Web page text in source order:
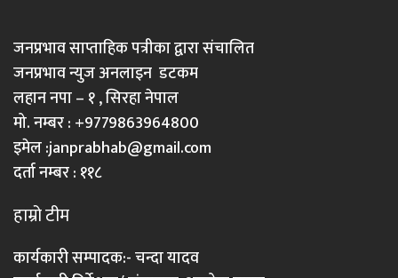
जनप्रभाव साप्ताहिक पत्रीका द्वारा संचालित
जनप्रभाव न्युज अनलाइन डटकम
लहान नपा – १ , सिरहा नेपाल
मो. नम्बर : +9779863964800
इमेल :janprabhab@gmail.com
दर्ता नम्बर : ११८
हाम्रो टीम
कार्यकारी सम्पादक:- चन्दा यादव